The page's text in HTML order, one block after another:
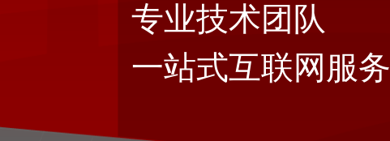
专业技术团队
一站式互联网服务